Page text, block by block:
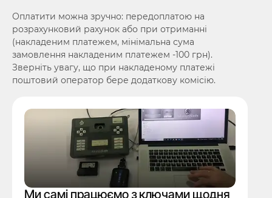
Оплатити можна зручно: передоплатою на
розрахунковий рахунок або при отриманні
(накладеним платежем, мінімальна сума
замовлення накладеним платежем -100 грн).
Зверніть увагу, що при накладеному платежі
поштовий оператор бере додаткову комісію.
Ми самі працюємо з ключами щодня